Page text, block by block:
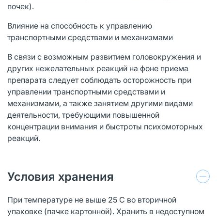
почек).
Влияние на способность к управлению
транспортными средствами и механизмами
В связи с возможным развитием головокружения и
других нежелательных реакций на фоне приема
препарата следует соблюдать осторожность при
управлении транспортными средствами и
механизмами, а также занятием другими видами
деятельности, требующими повышенной
концентрации внимания и быстроты психомоторных
реакций.
Условия хранения
При температуре не выше 25 С во вторичной
упаковке (пачке картонной). Хранить в недоступном